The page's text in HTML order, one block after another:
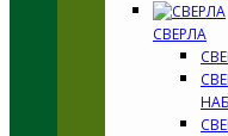
СВЕРЛА